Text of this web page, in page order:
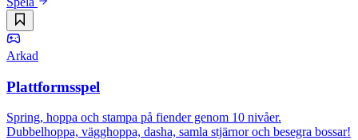
Arkad
Plattformsspel
Spring, hoppa och stampa på fiender genom 10 nivåer.
Dubbelhoppa, vägghoppa, dasha, samla stjärnor och besegra bossar!